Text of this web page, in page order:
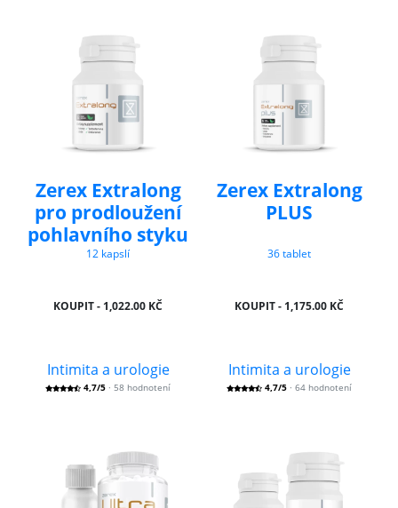
Zerex Extralong
pro prodloužení
pohlavního styku
12 kapslí
KOUPIT - 1,022.00 KČ
Zerex Extralong
PLUS
36 tablet
KOUPIT - 1,175.00 KČ
Intimita a urologie
4,7/5 · 58 hodnotení
Intimita a urologie
4,7/5 · 64 hodnotení